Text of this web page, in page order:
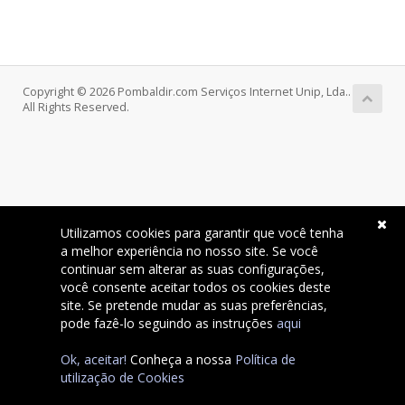
Copyright © 2026 Pombaldir.com Serviços Internet Unip, Lda..
All Rights Reserved.
Utilizamos cookies para garantir que você tenha
a melhor experiência no nosso site. Se você
continuar sem alterar as suas configurações,
você consente aceitar todos os cookies deste
site. Se pretende mudar as suas preferências,
pode fazê-lo seguindo as instruçõesaqui
Ok, aceitar! Conheça a nossa Política de
utilização de Cookies